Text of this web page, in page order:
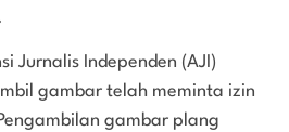
Jurnalis Independen (AJI)
gambar telah meminta izin
gambar plang